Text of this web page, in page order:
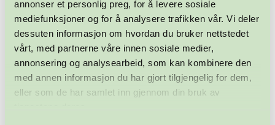
annonser et personlig preg, for å levere sosiale
mediefunksjoner og for å analysere trafikken vår. Vi deler
dessuten informasjon om hvordan du bruker nettstedet
vårt, med partnerne våre innen sosiale medier,
annonsering og analysearbeid, som kan kombinere den
med annen informasjon du har gjort tilgjengelig for dem,
eller som de har samlet inn gjennom din bruk av
Format på nyhetsbrevannonsen